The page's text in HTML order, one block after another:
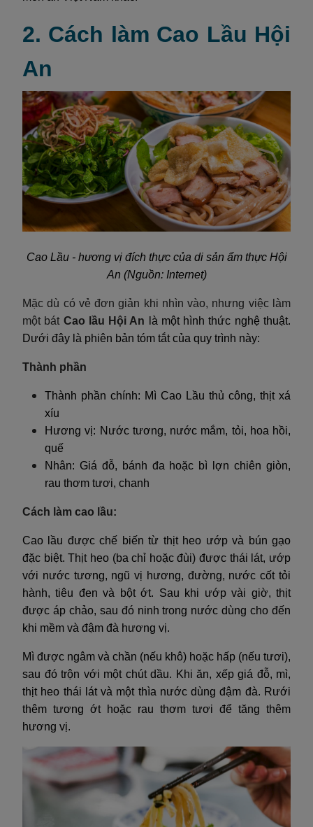
2. Cách làm Cao Lầu Hội
An
Cao Lầu - hương vị đích thực của di sản ẩm thực Hội
An (Nguồn: Internet)
Mặc dù có vẻ đơn giản khi nhìn vào, nhưng việc làm
một bát Cao lầu Hội An
là một hình thức nghệ thuật.
Dưới đây là phiên bản tóm tắt của quy trình này:
Thành phần
Thành phần chính: Mì Cao Lầu thủ công, thịt xá
xíu
Hương vị: Nước tương, nước mắm, tỏi, hoa hồi,
quế
Nhân: Giá đỗ, bánh đa hoặc bì lợn chiên giòn,
rau thơm tươi, chanh
Cách làm cao lầu:
Cao lầu được chế biến từ thịt heo ướp và bún gạo
đặc biệt. Thịt heo (ba chỉ hoặc đùi) được thái lát, ướp
với nước tương, ngũ vị hương, đường, nước cốt tỏi
hành, tiêu đen và bột ớt. Sau khi ướp vài giờ, thịt
được áp chảo, sau đó ninh trong nước dùng cho đến
khi mềm và đậm đà hương vị.
Mì được ngâm và chần (nếu khô) hoặc hấp (nếu tươi),
sau đó trộn với một chút dầu. Khi ăn, xếp giá đỗ, mì,
thịt heo thái lát và một thìa nước dùng đậm đà. Rưới
thêm tương ớt hoặc rau thơm tươi để tăng thêm
hương vị.